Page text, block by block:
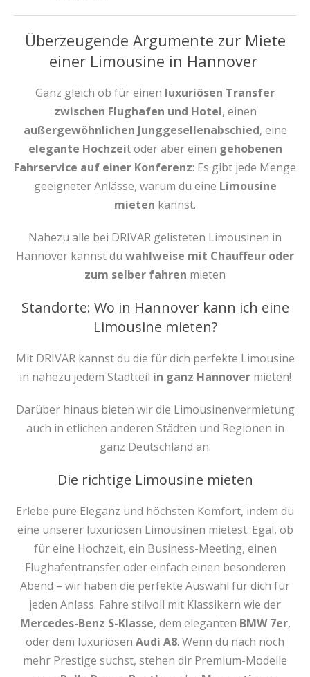
Überzeugende Argumente zur Miete
einer Limousine in Hannover
Ganz gleich ob für einen luxuriösen Transfer
zwischen Flughafen und Hotel, einen
außergewöhnlichen Junggesellenabschied, eine
elegante Hochzeit oder aber einen gehobenen
Fahrservice auf einer Konferenz: Es gibt jede Menge
geeigneter Anlässe, warum du eine Limousine
mieten kannst.
Nahezu alle bei DRIVAR gelisteten Limousinen in
Hannover kannst du wahlweise mit Chauffeur oder
zum selber fahren mieten
Standorte: Wo in Hannover kann ich eine
Limousine mieten?
Mit DRIVAR kannst du die für dich perfekte Limousine
in nahezu jedem Stadtteil in ganz Hannover mieten!
Darüber hinaus bieten wir die Limousinenvermietung
auch in etlichen anderen Städten und Regionen in
ganz Deutschland an.
Die richtige Limousine mieten
Erlebe pure Eleganz und höchsten Komfort, indem du
eine unserer luxuriösen Limousinen mietest. Egal, ob
für eine Hochzeit, ein Business-Meeting, einen
Flughafentransfer oder einfach einen besonderen
Abend – wir haben die perfekte Auswahl für dich für
jeden Anlass. Fahre stilvoll mit Klassikern wie der
Mercedes-Benz S-Klasse, dem eleganten BMW 7er,
oder dem luxuriösen Audi A8. Wenn du nach noch
mehr Prestige suchst, stehen dir Premium-Modelle